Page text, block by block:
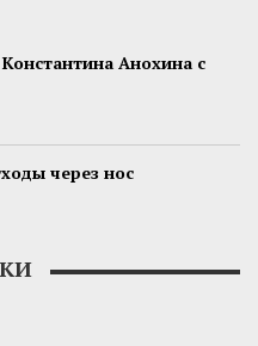
Анохина с
через нос